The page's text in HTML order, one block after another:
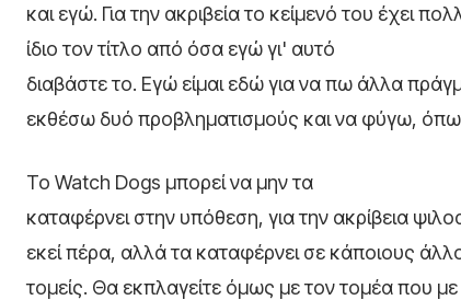
και εγώ. Για την ακριβεία το κείμενό του έχει
ίδιο τον τίτλο από όσα εγώ γι' αυτό
διαβάστε το. Εγώ είμαι εδώ για να πω άλλα
εκθέσω δυό προβληματισμούς και να φύγω,
Το Watch Dogs μπορεί να μην τα
καταφέρνει στην υπόθεση, για την ακρίβεια
εκεί πέρα, αλλά τα καταφέρνει σε κάποιους
τομείς. Θα εκπλαγείτε όμως με τον τομέα που